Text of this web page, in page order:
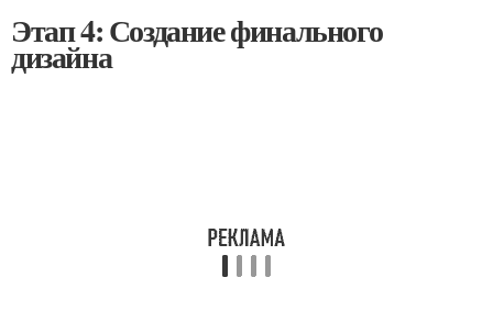
Этап 4: Создание финального
дизайна